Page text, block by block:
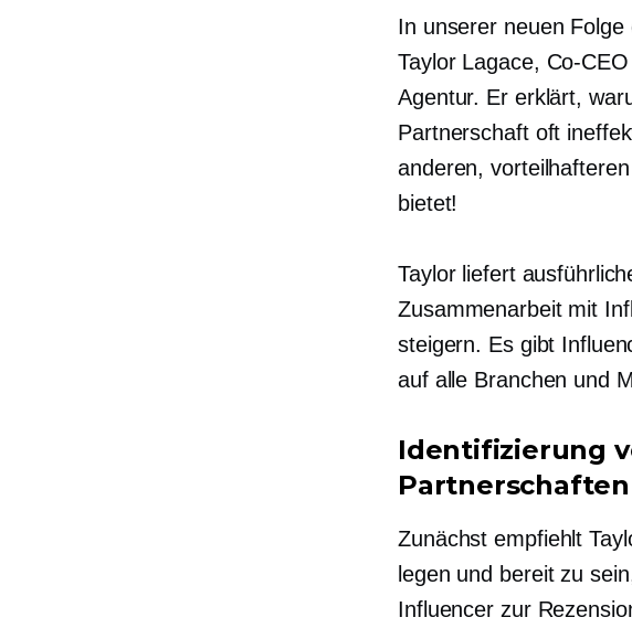
In unserer neuen
Taylor Lagace, Co-CEO
Agentur. Er erklärt,
Partnerschaft oft
anderen,
bietet!
Taylor liefert
Zusammenarbeit mit
steigern. Es gibt
auf alle Branchen und
Identifizierung
Partnerschaften
Zunächst empfiehlt
legen und bereit zu
Influencer zur